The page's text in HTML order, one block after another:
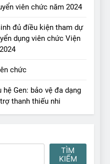
viên chức năm 2024
đủ điều kiện tham dự
dụng viên chức Viện
chức
Gen: bảo vệ đa dạng
thanh thiếu nhi
TÌM
KIẾM